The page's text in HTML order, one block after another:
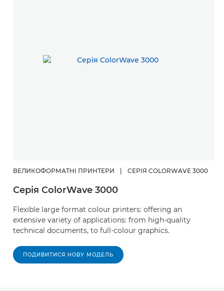
ВЕЛИКОФОРМАТНІ ПРИНТЕРИ СЕРІЯ COLORWAVE 3000
Серія ColorWave 3000
Flexible large format colour printers: offering an
extensive variety of applications: from high-quality
technical documents, to full-colour graphics.
ПОДИВИТИСЯ НОВУ МОДЕЛЬ